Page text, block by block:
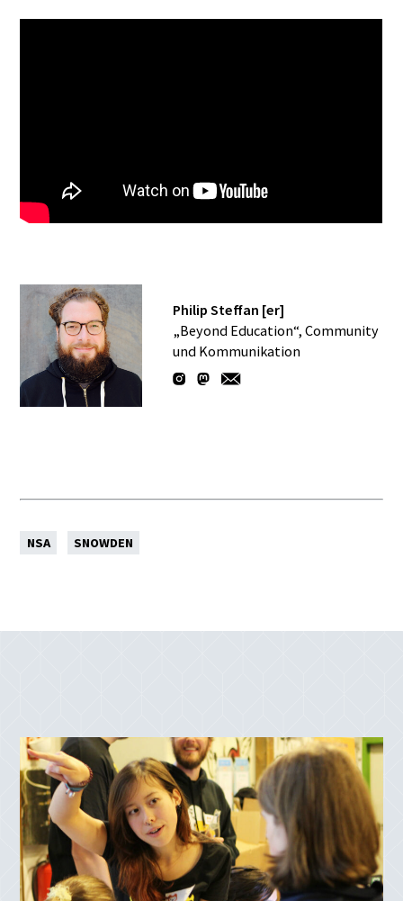
Philip Steffan [er]
„Beyond Education“, Community
und Kommunikation
NSA SNOWDEN